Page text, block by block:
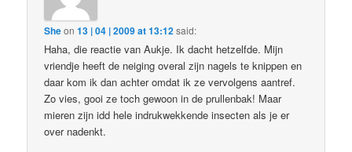
Sheon13 | 04 | 2009 at 13:12said:
Haha, die reactie van Aukje. Ik dacht hetzelfde. Mijn
vriendje heeft de neiging overal zijn nagels te knippen en
daar kom ik dan achter omdat ik ze vervolgens aantref.
Zo vies, gooi ze toch gewoon in de prullenbak! Maar
mieren zijn idd hele indrukwekkende insecten als je er
over nadenkt.